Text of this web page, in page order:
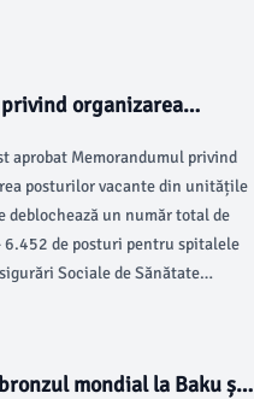
organizarea
aprobat Memorandumul privind
posturilor vacante din unitățile
deblochează un număr total de
de posturi pentru spitalele
Sociale de Sănătate
mondial la Baku și